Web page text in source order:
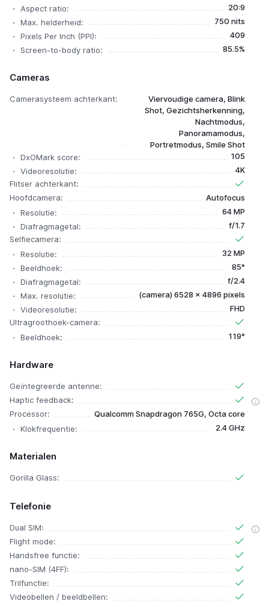
Aspect ratio:
20:9
Max. helderheid:
750 nits
Pixels Per Inch (PPI):
409
Screen-to-body ratio:
85.5%
Cameras
Camerasysteem achterkant:
Viervoudige camera, Blink
Shot, Gezichtsherkenning,
Nachtmodus,
Panoramamodus,
Portretmodus, Smile Shot
DxOMark score:
105
Videoresolutie:
4K
Flitser achterkant:
Hoofdcamera:
Autofocus
Resolutie:
64 MP
Diafragmagetal:
f/1.7
Selfiecamera:
Resolutie:
32 MP
Beeldhoek:
85°
Diafragmagetal:
f/2.4
Max. resolutie:
(camera) 6528 x 4896 pixels
Videoresolutie:
FHD
Ultragroothoek-camera:
Beeldhoek:
119°
Hardware
Geïntegreerde antenne:
Haptic feedback:
Processor:
Qualcomm Snapdragon 765G, Octa core
Klokfrequentie:
2.4 GHz
Materialen
Gorilla Glass:
Telefonie
Dual SIM:
Flight mode:
Handsfree functie:
nano-SIM (4FF):
Trilfunctie:
Videobellen / beeldbellen: